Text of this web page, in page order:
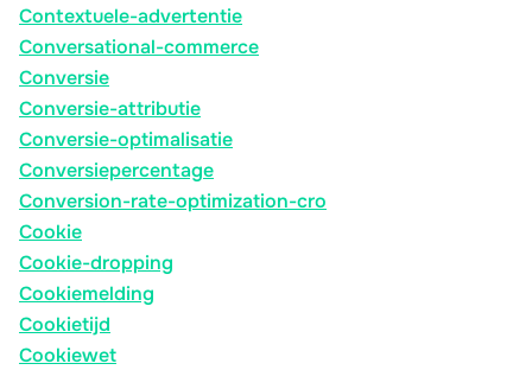
Contextuele-advertentie
Conversational-commerce
Conversie
Conversie-attributie
Conversie-optimalisatie
Conversiepercentage
Conversion-rate-optimization-cro
Cookie
Cookie-dropping
Cookiemelding
Cookietijd
Cookiewet